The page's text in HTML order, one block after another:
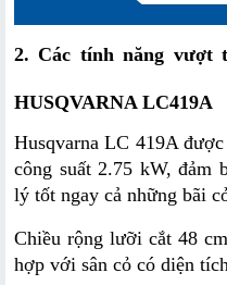
2. Các tính năng vượt
HUSQVARNA LC419A
Husqvarna LC 419A
công suất 2.75 kW, đảm
lý tốt ngay cả những bãi
Chiều rộng lưỡi cắt 48
hợp với sân cỏ có diện